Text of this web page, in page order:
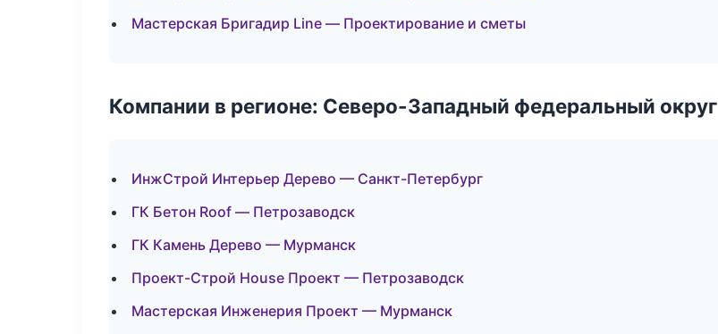
Мастерская Бригадир Line — Проектирование и сметы
Компании в регионе: Северо-Западный федеральный округ
ИнжСтрой Интерьер Дерево — Санкт-Петербург
ГК Бетон Roof — Петрозаводск
ГК Камень Дерево — Мурманск
Проект-Строй House Проект — Петрозаводск
Мастерская Инженерия Проект — Мурманск